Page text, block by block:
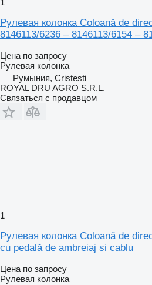
Рулевая колонка Coloană de
8146113/6236 – 8146113/6154 –
Цена по запросу
Рулевая колонка
Румыния, Cristesti
ROYAL DRU AGRO S.R.L.
Связаться с продавцом
1
Рулевая колонка Coloană de
cu pedală de ambreiaj și cablu
Цена по запросу
Рулевая колонка